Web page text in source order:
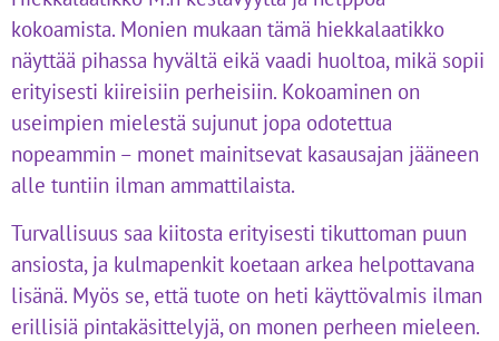
kokoamista. Monien mukaan tämä hiekkalaatikko
näyttää pihassa hyvältä eikä vaadi huoltoa, mikä sopii
erityisesti kiireisiin perheisiin. Kokoaminen on
useimpien mielestä sujunut jopa odotettua
nopeammin – monet mainitsevat kasausajan jääneen
alle tuntiin ilman ammattilaista.
Turvallisuus saa kiitosta erityisesti tikuttoman puun
ansiosta, ja kulmapenkit koetaan arkea helpottavana
lisänä. Myös se, että tuote on heti käyttövalmis ilman
erillisiä pintakäsittelyjä, on monen perheen mieleen.